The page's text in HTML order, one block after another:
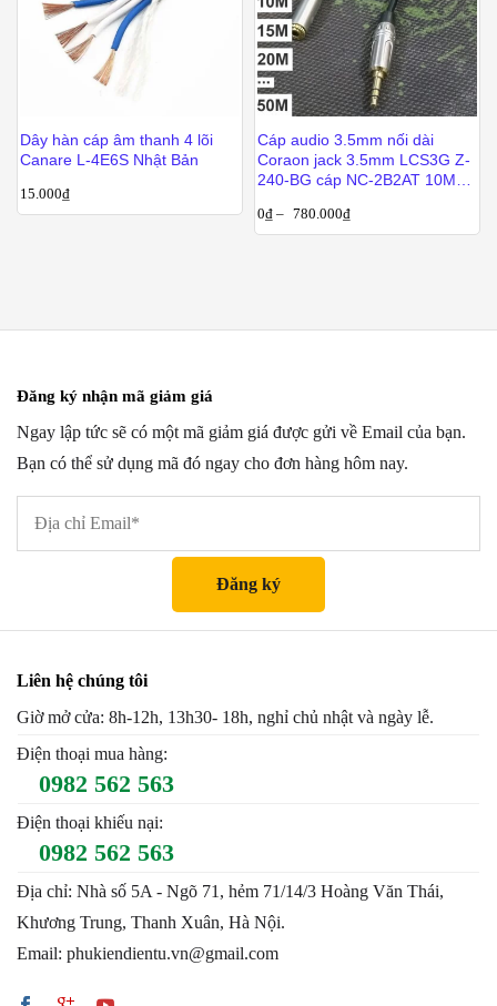
Dây hàn cáp âm thanh 4 lõi
Canare L-4E6S Nhật Bản
15.000₫
Cáp audio 3.5mm nối dài
Coraon jack 3.5mm LCS3G Z-
240-BG cáp NC-2B2AT 10M
0₫ – 780.000₫
Đăng ký nhận mã giảm giá
Ngay lập tức sẽ có một mã giảm giá được gửi về Email của bạn.
Bạn có thể sử dụng mã đó ngay cho đơn hàng hôm nay.
Liên hệ chúng tôi
Giờ mở cửa: 8h-12h, 13h30- 18h, nghỉ chủ nhật và ngày lễ.
Điện thoại mua hàng:
0982 562 563
Điện thoại khiếu nại:
0982 562 563
Địa chỉ: Nhà số 5A - Ngõ 71, hẻm 71/14/3 Hoàng Văn Thái,
Khương Trung, Thanh Xuân, Hà Nội.
Email: phukiendientu.vn@gmail.com